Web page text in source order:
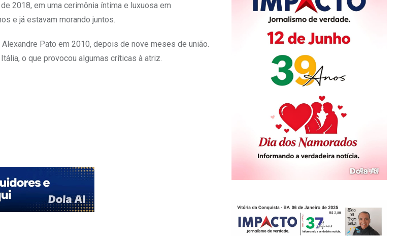
2018, em uma cerimônia íntima e luxuosa em
e já estavam morando juntos.
Pato em 2010, depois de nove meses de união.
o que provocou algumas críticas à atriz.